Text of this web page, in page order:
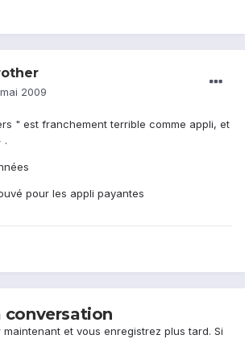
2009
" est franchement terrible comme appli, et
.
pour les appli payantes
conversation
et vous enregistrez plus tard. Si